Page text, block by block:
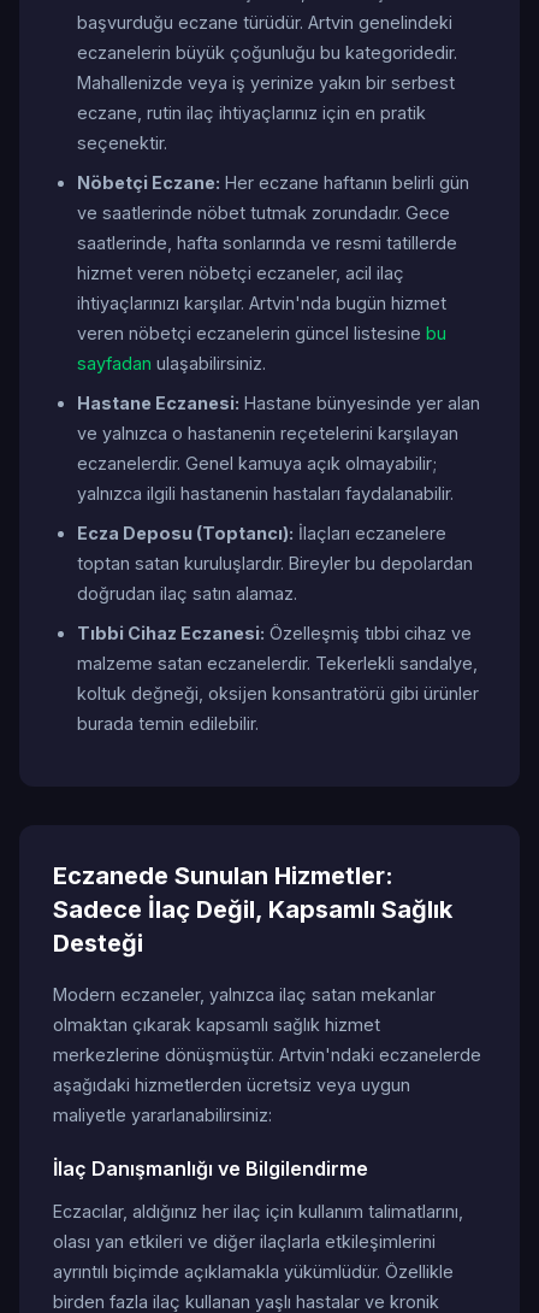
başvurduğu eczane türüdür. Artvin genelindeki
eczanelerin büyük çoğunluğu bu kategoridedir.
Mahallenizde veya iş yerinize yakın bir serbest
eczane, rutin ilaç ihtiyaçlarınız için en pratik
seçenektir.
Nöbetçi Eczane: Her eczane haftanın belirli gün
ve saatlerinde nöbet tutmak zorundadır. Gece
saatlerinde, hafta sonlarında ve resmi tatillerde
hizmet veren nöbetçi eczaneler, acil ilaç
ihtiyaçlarınızı karşılar. Artvin'nda bugün hizmet
veren nöbetçi eczanelerin güncel listesine bu
sayfadan ulaşabilirsiniz.
Hastane Eczanesi: Hastane bünyesinde yer alan
ve yalnızca o hastanenin reçetelerini karşılayan
eczanelerdir. Genel kamuya açık olmayabilir;
yalnızca ilgili hastanenin hastaları faydalanabilir.
Ecza Deposu (Toptancı): İlaçları eczanelere
toptan satan kuruluşlardır. Bireyler bu depolardan
doğrudan ilaç satın alamaz.
Tıbbi Cihaz Eczanesi: Özelleşmiş tıbbi cihaz ve
malzeme satan eczanelerdir. Tekerlekli sandalye,
koltuk değneği, oksijen konsantratörü gibi ürünler
burada temin edilebilir.
Eczanede Sunulan Hizmetler:
Sadece İlaç Değil, Kapsamlı Sağlık
Desteği
Modern eczaneler, yalnızca ilaç satan mekanlar
olmaktan çıkarak kapsamlı sağlık hizmet
merkezlerine dönüşmüştür. Artvin'ndaki eczanelerde
aşağıdaki hizmetlerden ücretsiz veya uygun
maliyetle yararlanabilirsiniz:
İlaç Danışmanlığı ve Bilgilendirme
Eczacılar, aldığınız her ilaç için kullanım talimatlarını,
olası yan etkileri ve diğer ilaçlarla etkileşimlerini
ayrıntılı biçimde açıklamakla yükümlüdür. Özellikle
birden fazla ilaç kullanan yaşlı hastalar ve kronik